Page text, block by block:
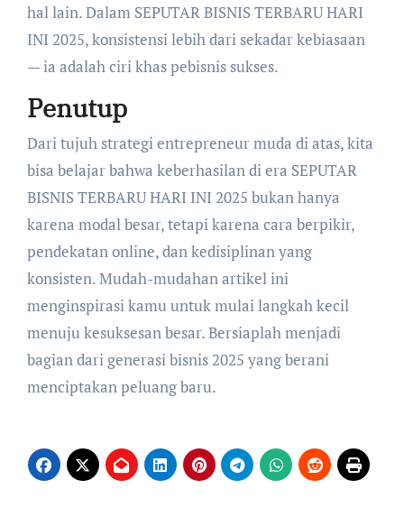
hal lain. Dalam SEPUTAR BISNIS TERBARU HARI
INI 2025, konsistensi lebih dari sekadar kebiasaan
— ia adalah ciri khas pebisnis sukses.
Penutup
Dari tujuh strategi entrepreneur muda di atas, kita
bisa belajar bahwa keberhasilan di era SEPUTAR
BISNIS TERBARU HARI INI 2025 bukan hanya
karena modal besar, tetapi karena cara berpikir,
pendekatan online, dan kedisiplinan yang
konsisten. Mudah-mudahan artikel ini
menginspirasi kamu untuk mulai langkah kecil
menuju kesuksesan besar. Bersiaplah menjadi
bagian dari generasi bisnis 2025 yang berani
menciptakan peluang baru.